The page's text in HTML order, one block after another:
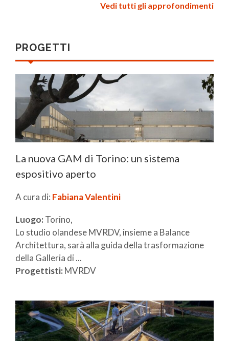
Vedi tutti gli approfondimenti
PROGETTI
La nuova GAM di Torino: un sistema
espositivo aperto
A cura di: Fabiana Valentini
Luogo: Torino,
Lo studio olandese MVRDV, insieme a Balance
Architettura, sarà alla guida della trasformazione
della Galleria di ...
Progettisti: MVRDV